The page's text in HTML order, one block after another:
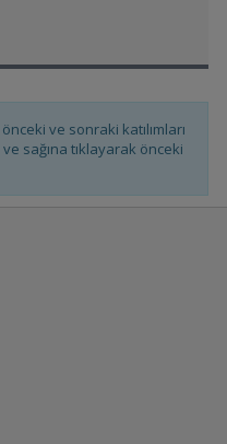
ve sonraki katılımları
sağına tıklayarak önceki